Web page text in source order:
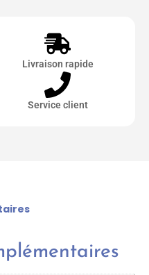
Livraison rapide
Service client